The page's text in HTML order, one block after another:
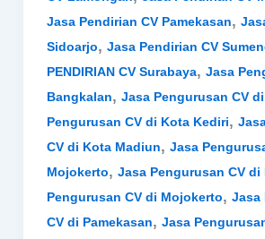
Jasa Pendirian CV Pamekasan,
Sidoarjo, Jasa Pendirian CV
PENDIRIAN CV Surabaya, Jasa
Bangkalan, Jasa Pengurusan CV
Pengurusan CV di Kota Kediri,
CV di Kota Madiun, Jasa
Mojokerto, Jasa Pengurusan CV di
Pengurusan CV di Mojokerto, Jasa
CV di Pamekasan, Jasa